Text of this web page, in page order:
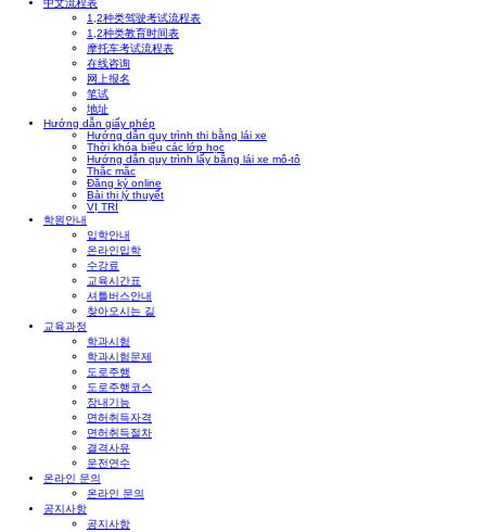
中文流程表
1,2种类驾驶考试流程表
1,2种类教育时间表
摩托车考试流程表
在线咨询
网上报名
笔试
地址
Hướng dẫn giấy phép
Hướng dẫn quy trình thi bằng lái xe
Thời khóa biểu các lớp học
Hướng dẫn quy trình lấy bằng lái xe mô-tô
Thắc mắc
Đăng ký online
Bài thi lý thuyết
VỊ TRÍ
학원안내
입학안내
온라인입학
수강료
교육시간표
셔틀버스안내
찾아오시는 길
교육과정
학과시험
학과시험문제
도로주행
도로주행코스
장내기능
면허취득자격
면허취득절차
결격사유
운전연수
온라인 문의
온라인 문의
공지사항
공지사항